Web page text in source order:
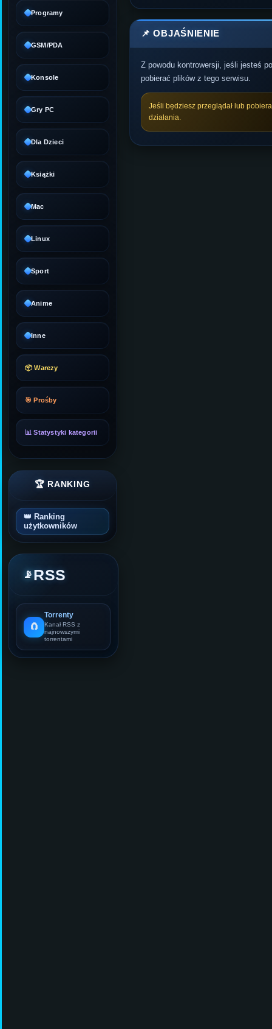
Programy
GSM/PDA
Konsole
Gry PC
Dla Dzieci
Książki
Mac
Linux
Sport
Anime
Inne
📦 Warezy
🎯 Prośby
📊 Statystyki kategorii
🏆 RANKING
👑 Ranking
użytkowników
📡RSS
🧲
Torrenty
Kanał RSS z
najnowszymi
torrentami
📌 OBJAŚNIENIE
Z powodu kontrowersji, jeśli jesteś
pobierać plików z tego serwisu.
Jeśli będziesz przeglądał lub
działania.